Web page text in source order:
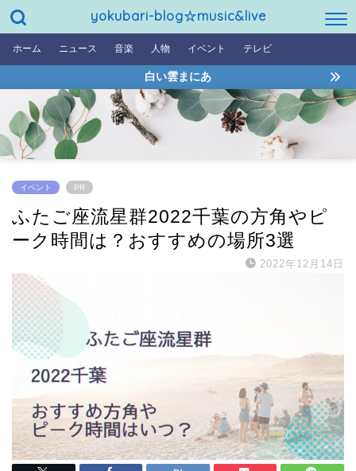
yokubari-blog☆music&live
ホーム ニュース 音楽 人物 イベント テレビ
白い雲まにあ
イベント PR
ふたご座流星群2022千葉の方角やピ
ーク時間は？おすすめの場所3選
2022年12月14日